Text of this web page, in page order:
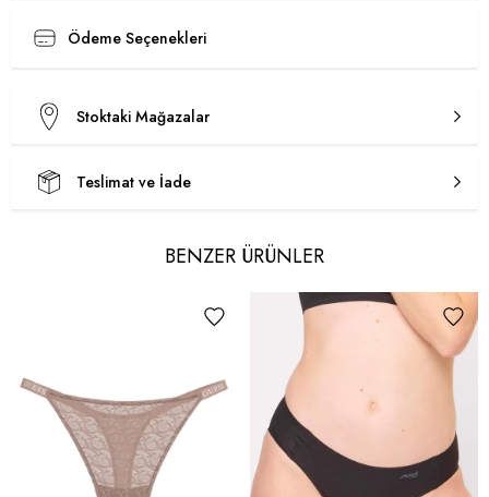
Ödeme Seçenekleri
Stoktaki Mağazalar
Teslimat ve İade
BENZER ÜRÜNLER